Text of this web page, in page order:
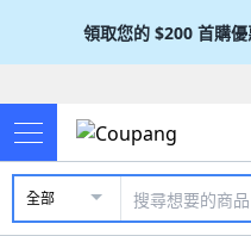
領取您的 $200 首購
全部